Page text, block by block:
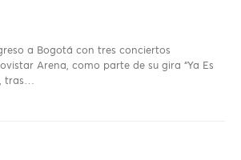
a Bogotá con tres conciertos
Arena, como parte de su gira “Ya Es
tras…